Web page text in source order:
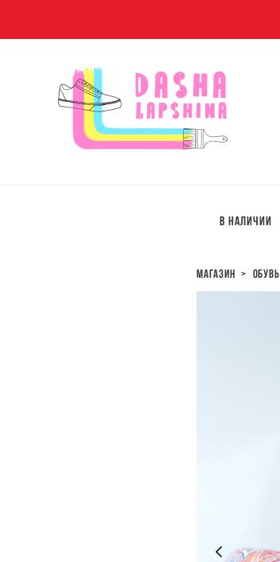
В наличии
магазин > обувь